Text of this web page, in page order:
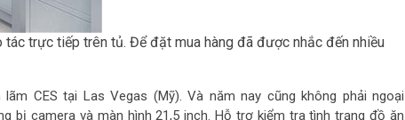
trực tiếp trên tủ. Để đặt mua hàng đã được nhắc đến nhiều
CES tại Las Vegas (Mỹ). Và năm nay cũng không phải ngoại
bị camera và màn hình 21,5 inch. Hỗ trợ kiểm tra tình trạng đồ ăn